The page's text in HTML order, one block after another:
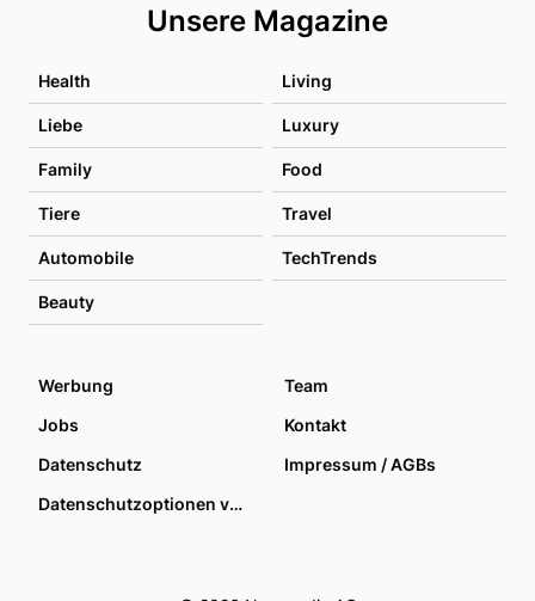
Unsere Magazine
Health Living
Liebe Luxury
Family Food
Tiere Travel
Automobile TechTrends
Beauty
Werbung
Team
Jobs
Kontakt
Datenschutz
Impressum / AGBs
Datenschutzoptionen verwalten